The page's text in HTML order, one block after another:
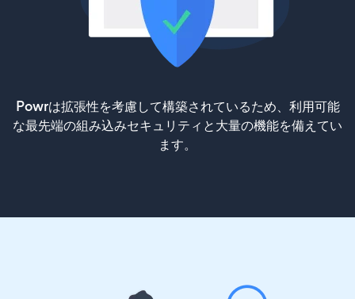
Powrは拡張性を考慮して構築されているため、利用可能
な最先端の組み込みセキュリティと大量の機能を備えてい
ます。